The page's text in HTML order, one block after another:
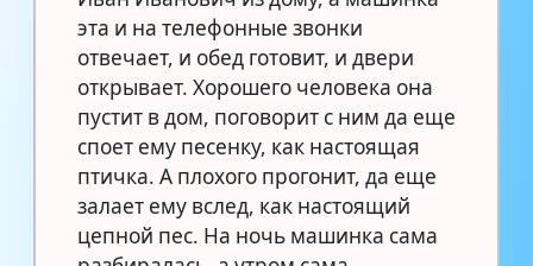
эта и на телефонные звонки
отвечает, и обед готовит, и двери
открывает. Хорошего человека она
пустит в дом, поговорит с ним да еще
споет ему песенку, как настоящая
птичка. А плохого прогонит, да еще
залает ему вслед, как настоящий
цепной пес. На ночь машинка сама